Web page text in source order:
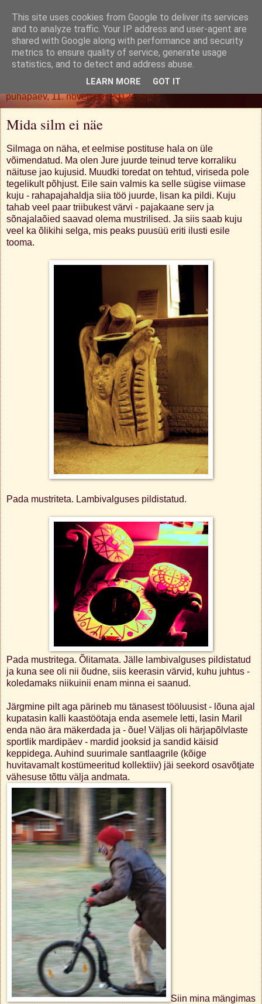
Oh. Jah. Muidugi.
pühapäev, 11. november 2012
Mida silm ei näe
Silmaga on näha, et eelmise postituse hala on üle
võimendatud. Ma olen Jure juurde teinud terve korraliku
näituse jao kujusid. Muudki toredat on tehtud, viriseda pole
tegelikult põhjust. Eile sain valmis ka selle sügise viimase
kuju - rahapajahaldja siia töö juurde, lisan ka pildi. Kuju
tahab veel paar triibukest värvi - pajakaane serv ja
sõnajalaõied saavad olema mustrilised. Ja siis saab kuju
veel ka õlikihi selga, mis peaks puusüü eriti ilusti esile
tooma.
Pada mustriteta. Lambivalguses pildistatud.
Pada mustritega. Õlitamata. Jälle lambivalguses pildistatud
ja kuna see oli nii õudne, siis keerasin värvid, kuhu juhtus -
koledamaks niikuinii enam minna ei saanud.
Järgmine pilt aga pärineb mu tänasest tööluusist - lõuna ajal
kupatasin kalli kaastöötaja enda asemele letti, lasin Maril
enda näo ära mäkerdada ja - õue! Väljas oli härjapõlvlaste
sportlik mardipäev - mardid jooksid ja sandid käisid
keppidega. Auhind suurimale santlaagrile (kõige
huvitavamalt kostümeeritud kollektiiv) jäi seekord osavõtjate
vähesuse tõttu välja andmata.
Siin mina mängimas
This site uses cookies from Google to deliver its services
and to analyze traffic. Your IP address and user-agent are
shared with Google along with performance and security
metrics to ensure quality of service, generate usage
statistics, and to detect and address abuse.
LEARN MORE GOT IT